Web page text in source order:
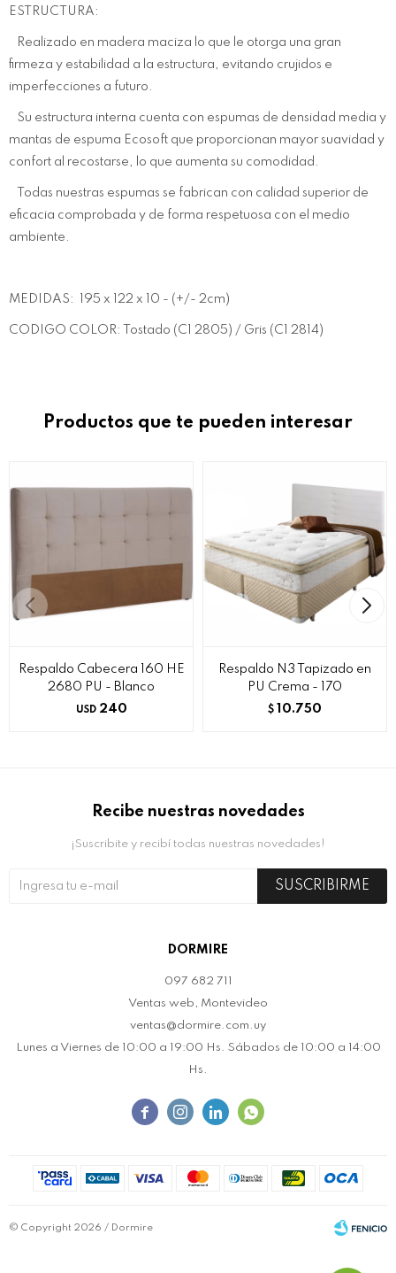
ESTRUCTURA:
Realizado en madera maciza lo que le otorga una gran
firmeza y estabilidad a la estructura, evitando crujidos e
imperfecciones a futuro.
Su estructura interna cuenta con espumas de densidad media y
mantas de espuma Ecosoft que proporcionan mayor suavidad y
confort al recostarse, lo que aumenta su comodidad.
Todas nuestras espumas se fabrican con calidad superior de
eficacia comprobada y de forma respetuosa con el medio
ambiente.
MEDIDAS: 195 x 122 x 10 - (+/- 2cm)
CODIGO COLOR: Tostado (C1 2805) / Gris (C1 2814)
Productos que te pueden interesar
Respaldo Cabecera 160 HE
2680 PU - Blanco
USD 240
Respaldo N3 Tapizado en
PU Crema - 170
$ 10.750
DORMIRE
097 682 711
Ventas web, Montevideo
ventas@dormire.com.uy
Lunes a Viernes de 10:00 a 19:00 Hs. Sábados de 10:00 a 14:00
Hs.
   
Recibe nuestras novedades
¡Suscribite y recibí todas nuestras novedades!
SUSCRIBIRME
© Copyright 2026 / Dormire